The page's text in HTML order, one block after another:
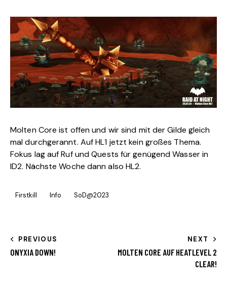
Molten Core ist offen und wir sind mit der Gilde gleich
mal durchgerannt. Auf HL1 jetzt kein großes Thema.
Fokus lag auf Ruf und Quests für genügend Wasser in
ID2. Nächste Woche dann also HL2.
Firstkill Info SoD@2023
PREVIOUS
ONYXIA DOWN!
NEXT
MOLTEN CORE AUF HEATLEVEL 2
CLEAR!